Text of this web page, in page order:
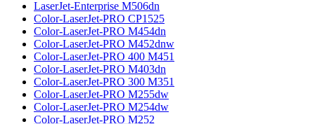
LaserJet-Enterprise M506dn
Color-LaserJet-PRO CP1525
Color-LaserJet-PRO M454dn
Color-LaserJet-PRO M452dnw
Color-LaserJet-PRO 400 M451
Color-LaserJet-PRO M403dn
Color-LaserJet-PRO 300 M351
Color-LaserJet-PRO M255dw
Color-LaserJet-PRO M254dw
Color-LaserJet-PRO M252